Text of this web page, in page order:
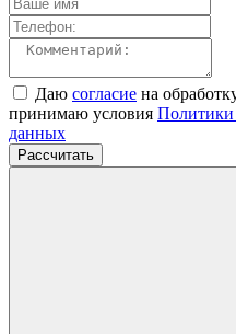
Даю согласие на
принимаю условия Политики
данных
Рассчитать